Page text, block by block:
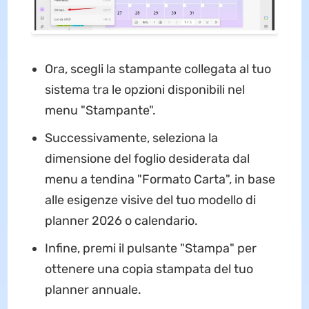
Ora, scegli la stampante collegata al tuo
sistema tra le opzioni disponibili nel
menu "Stampante".
Successivamente, seleziona la
dimensione del foglio desiderata dal
menu a tendina "Formato Carta", in base
alle esigenze visive del tuo modello di
planner 2026 o calendario.
Infine, premi il pulsante "Stampa" per
ottenere una copia stampata del tuo
planner annuale.